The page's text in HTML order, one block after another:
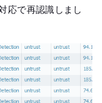
応で再認識しまし